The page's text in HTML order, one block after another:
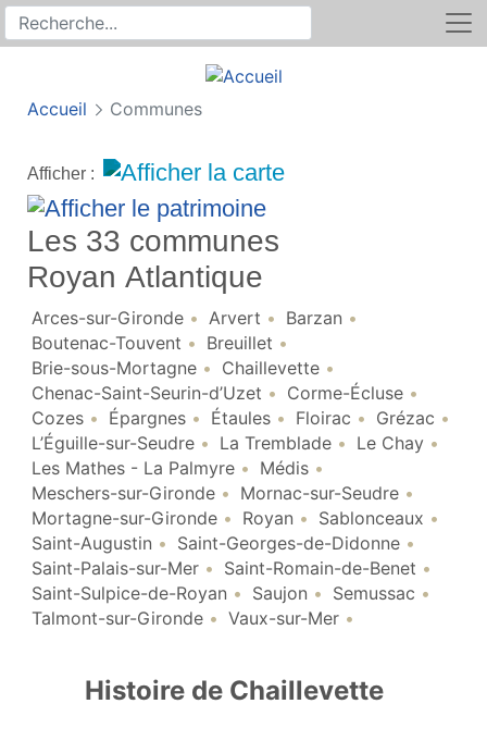
Recherche sur le site
Rechercher
Accueil Communes
Afficher :
Les 33 communes
Royan Atlantique
Arces-sur-Gironde Arvert
Barzan
Boutenac-Touvent
Breuillet
Brie-sous-Mortagne
Chaillevette
Chenac-Saint-Seurin-d’Uzet
Corme-Écluse
Cozes
Épargnes Étaules Floirac
Grézac
L’Éguille-sur-Seudre
La Tremblade
Le Chay
Les Mathes - La Palmyre
Médis
Meschers-sur-Gironde
Mornac-sur-Seudre
Mortagne-sur-Gironde
Royan
Sablonceaux
Saint-Augustin
Saint-Georges-de-Didonne
Saint-Palais-sur-Mer
Saint-Romain-de-Benet
Saint-Sulpice-de-Royan
Saujon
Semussac
Talmont-sur-Gironde
Vaux-sur-Mer
Histoire de Chaillevette